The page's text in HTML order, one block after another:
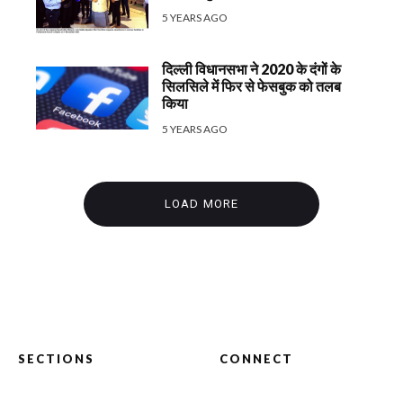
5 YEARS AGO
दिल्ली विधानसभा ने 2020 के दंगों के
सिलसिले में फिर से फेसबुक को तलब
किया
5 YEARS AGO
LOAD MORE
SECTIONS CONNECT